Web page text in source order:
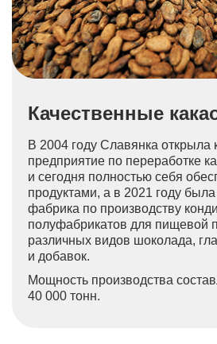
Качественные
В 2004 году Славянка открыла
предприятие по переработке
и сегодня полностью себя
продуктами, а в 2021 году
фабрика по производству
полуфабрикатов для пищевой
различных видов шоколада,
и добавок.
Мощность производства
40 000 тонн.